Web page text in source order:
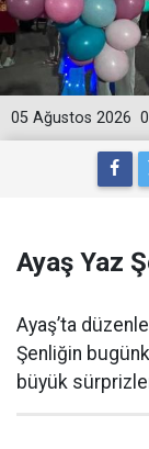
05 Ağustos 2026
Ayaş Yaz
Ayaş’ta
Şenliğin
büyük